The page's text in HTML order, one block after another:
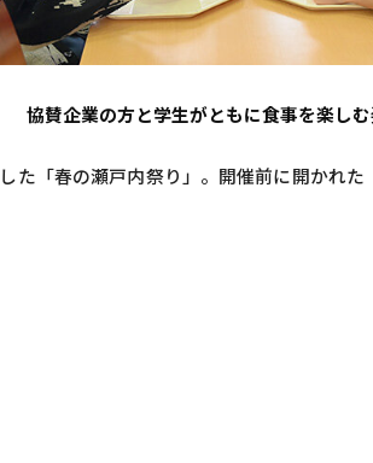
協賛企業の方と学生がともに食事を楽し
「春の瀬戸内祭り」。開催前に開かれた